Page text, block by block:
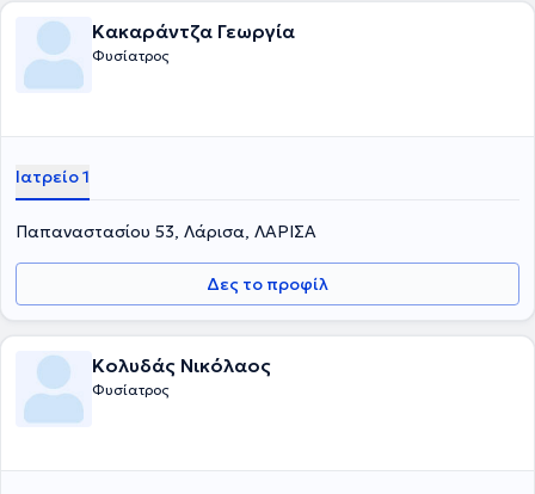
Κακαράντζα Γεωργία
Φυσίατρος
Ιατρείο 1
Παπαναστασίου 53, Λάρισα, ΛΑΡΙΣΑ
Δες το προφίλ
Κολυδάς Νικόλαος
Φυσίατρος